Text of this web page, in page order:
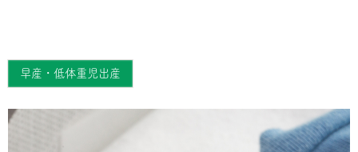
早産・低体重児出産